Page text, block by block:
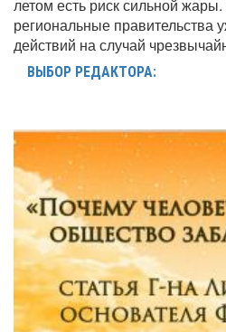
летом есть риск сильной
региональные правительства
действий на случай
ВЫБОР РЕДАКТОРА: